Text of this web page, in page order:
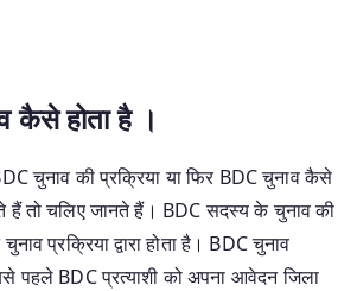
कैसे होता है ।
चुनाव की प्रक्रिया या फिर BDC चुनाव कैसे
हैं तो चलिए जानते हैं। BDC सदस्य के चुनाव की
प्रक्रिया द्वारा होता है। BDC चुनाव
पहले BDC प्रत्याशी को अपना आवेदन जिला